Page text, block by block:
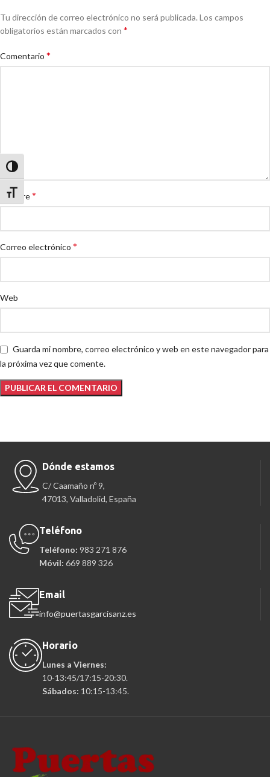
Alternar alto contraste
Alternar tamaño de letra
Tu dirección de correo electrónico no será publicada. Los campos
obligatorios están marcados con *
Comentario *
Nombre*
Correo electrónico *
Web
Guarda mi nombre, correo electrónico y web en este navegador para
la próxima vez que comente.
Dónde estamos
C/ Caamaño nº 9,
47013, Valladolid, España
Teléfono
Teléfono: 983 271 876
Móvil: 669 889 326
Email
info@puertasgarcisanz.es
Horario
Lunes a Viernes:
10-13:45/17:15-20:30.
Sábados: 10:15-13:45.